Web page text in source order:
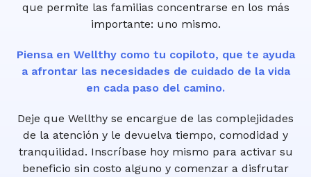
que permite las familias concentrarse en los más
importante: uno mismo.
Piensa en Wellthy como tu copiloto, que te ayuda
a afrontar las necesidades de cuidado de la vida
en cada paso del camino.
Deje que Wellthy se encargue de las complejidades
de la atención y le devuelva tiempo, comodidad y
tranquilidad. Inscríbase hoy mismo para activar su
beneficio sin costo alguno y comenzar a disfrutar